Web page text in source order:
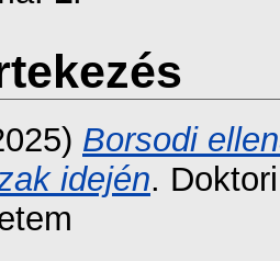
Borsodi
idején.